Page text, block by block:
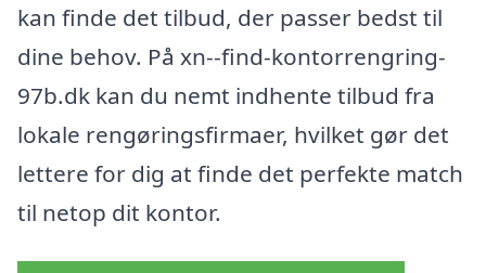
kan finde det tilbud, der passer bedst til
dine behov. På xn--find-kontorrengring-
97b.dk kan du nemt indhente tilbud fra
lokale rengøringsfirmaer, hvilket gør det
lettere for dig at finde det perfekte match
til netop dit kontor.